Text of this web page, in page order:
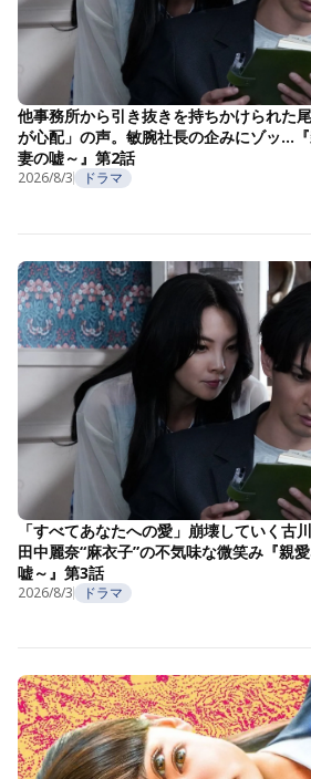
他事務所から引き抜きを持ちかけられた
が心配」の声。敏腕社長の企みにゾッ…
妻の嘘～』第2話
2026/8/3 ドラマ
「すべてあなたへの愛」崩壊していく古
田中麗奈“麻衣子”の不気味な微笑み『親
嘘～』第3話
2026/8/3 ドラマ